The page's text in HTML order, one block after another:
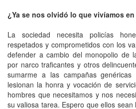
¿Ya se nos olvidó lo que vivíamos
La sociedad necesita policías
respetados y comprometidos con los
defender a cambio del monopolio de
por narco traficantes y otros
sumarme a las campañas genéricas
lesionan la honra y vocación de
hombres que necesitamos y nos
su valiosa tarea. Espero que ellos